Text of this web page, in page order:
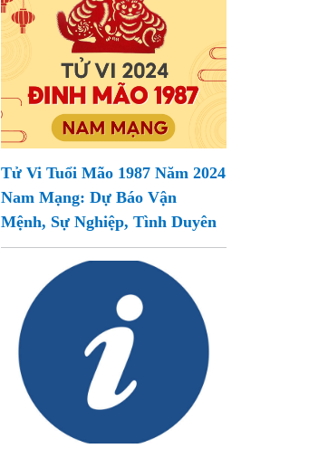
Tử Vi Tuổi Mão 1987 Năm 2024
Nam Mạng: Dự Báo Vận
Mệnh, Sự Nghiệp, Tình Duyên